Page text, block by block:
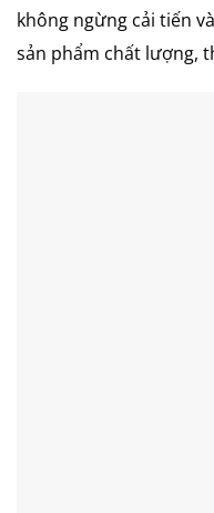
không ngừng cải tiến
sản phẩm chất lượng,